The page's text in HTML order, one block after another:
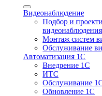
Видеонаблюдение
Подбор и
видеонаблюдения
Монтаж систем
Обслуживание
Автоматизация 1С
Внедрение 1С
ИТС
Обслуживание
Обновление 1С